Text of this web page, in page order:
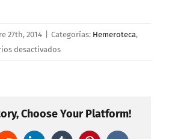
27th, 2014 Categorías: Hemeroteca,
desactivadosen
Contaminación
Choose Your Platform!